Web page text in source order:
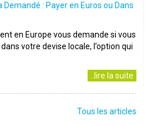
Demandé : Payer en Euros ou Dans
en Europe vous demande si vous
votre devise locale, l’option qui
..lire la suite
Tous les articles